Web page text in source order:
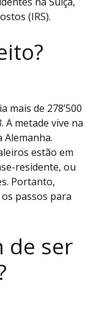
(IRS).
mais de 278’500
A metade vive na
Alemanha.
estão em
residente, ou
Portanto,
passos para
de ser